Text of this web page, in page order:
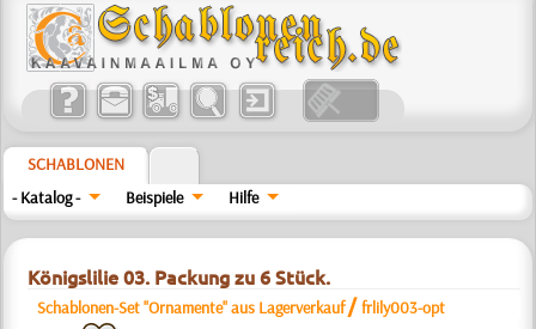
SCHABLONEN
- Katalog -
Beispiele Hilfe
Königslilie 03. Packung zu 6 Stück.
Schablonen-Set "Ornamente" aus Lagerverkauf /frlily003-opt